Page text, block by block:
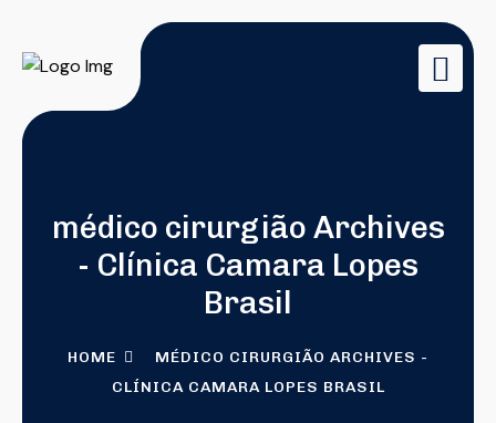
médico cirurgião Archives
- Clínica Camara Lopes
Brasil
HOME
MÉDICO CIRURGIÃO ARCHIVES -
CLÍNICA CAMARA LOPES BRASIL